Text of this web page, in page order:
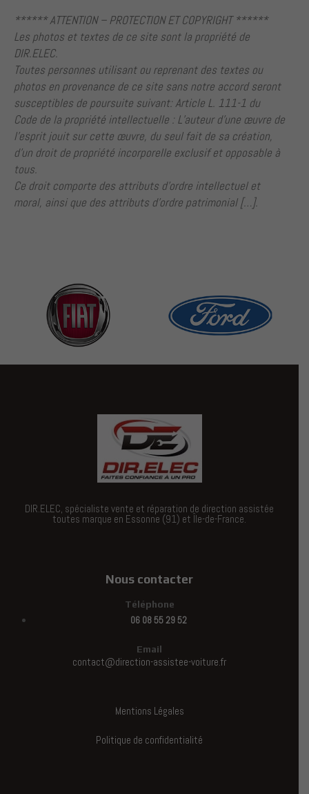
****** ATTENTION – PROTECTION ET COPYRIGHT ******
Les photos et textes de ce site sont la propriété de
DIR.ELEC.
Toutes personnes utilisant ou reprenant des textes ou
photos en provenance de ce site sans notre accord seront
susceptibles de poursuite suivant: Article L. 111-1 du
Code de la propriété intellectuelle : L’auteur d’une œuvre de
l’esprit jouit sur cette œuvre, du seul fait de sa création,
d’un droit de propriété incorporelle exclusif et opposable à
tous.
Ce droit comporte des attributs d’ordre intellectuel et
moral, ainsi que des attributs d’ordre patrimonial […].
DIR.ELEC, spécialiste vente et réparation de direction assistée
toutes marque en Essonne (91) et Île-de-France.
Nous contacter
Téléphone
06 08 55 29 52
Email
contact@direction-assistee-voiture.fr
Mentions Légales
Politique de confidentialité